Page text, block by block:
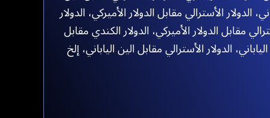
الدولار الأسترالي مقابل الدولار الأميركي، الدولار
مقابل الدولار الأميركي، الدولار الكندي مقابل
الدولار الأسترالي مقابل الين الياباني، إلخ